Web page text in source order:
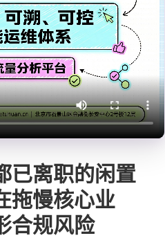
已离职的闲置
拖慢核心业
合规风险